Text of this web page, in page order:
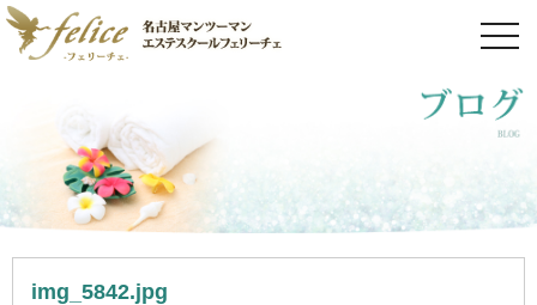
img_5842.jpg